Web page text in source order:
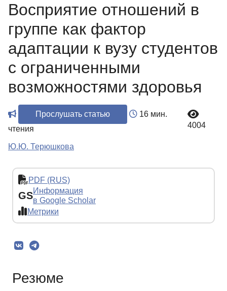
Восприятие отношений в
группе как фактор
адаптации к вузу студентов
с ограниченными
возможностями здоровья
Прослушать статью
16 мин.
чтения
4004
Ю.Ю. Терюшкова
PDF (RUS)
GSИнформация
в Google Scholar
Метрики
Резюме